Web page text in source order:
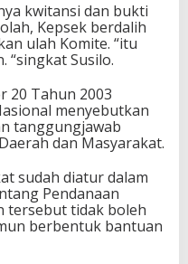
kwitansi dan bukti
Kepsek berdalih
ulah Komite. “itu
“singkat Susilo.
20 Tahun 2003
menyebutkan
tanggungjawab
dan Masyarakat.
sudah diatur dalam
Pendanaan
tersebut tidak boleh
berbentuk bantuan